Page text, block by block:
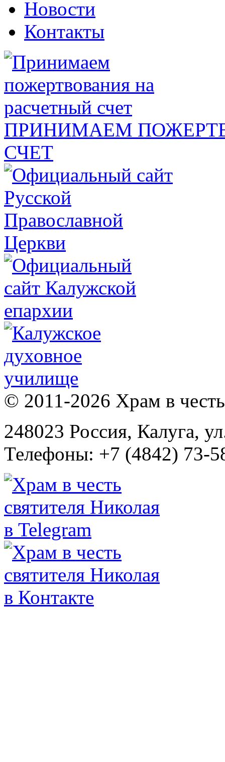
Новости
Контакты
ПРИНИМАЕМ
СЧЕТ
© 2011-2026 Храм в честь
248023 Россия, Калуга,
Телефоны: +7 (4842) 73-